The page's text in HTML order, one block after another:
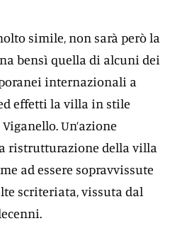
simile, non sarà però la
bensì quella di alcuni dei
internazionali a
effetti la villa in stile
Un’azione
ristrutturazione della villa
ad essere sopravvissute
scriteriata, vissuta dal